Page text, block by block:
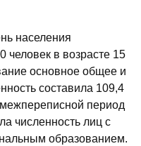
населения
человек в возрасте 15
основное общее и
составила 109,4
период
численность лиц с
образованием.